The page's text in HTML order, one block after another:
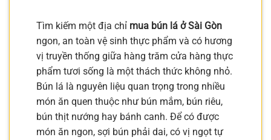
Tìm kiếm một địa chỉ mua bún lá ở Sài Gòn
ngon, an toàn vệ sinh thực phẩm và có hương
vị truyền thống giữa hàng trăm cửa hàng thực
phẩm tươi sống là một thách thức không nhỏ.
Bún lá là nguyên liệu quan trọng trong nhiều
món ăn quen thuộc như bún mắm, bún riêu,
bún thịt nướng hay bánh canh. Để có được
món ăn ngon, sợi bún phải dai, có vị ngọt tự